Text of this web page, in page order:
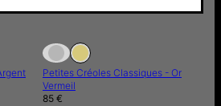
En Rupture de Stock
Petites Créoles Classiques - Or
Vermeil
85 €